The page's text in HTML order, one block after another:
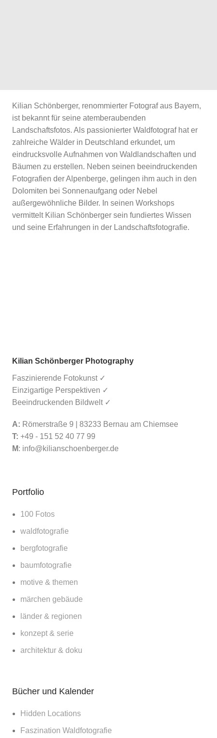
Kilian Schönberger, renommierter Fotograf aus Bayern,
ist bekannt für seine atemberaubenden
Landschaftsfotos. Als passionierter Waldfotograf hat er
zahlreiche Wälder in Deutschland erkundet, um
eindrucksvolle Aufnahmen von Waldlandschaften und
Bäumen zu erstellen. Neben seinen beeindruckenden
Fotografien der Alpenberge, gelingen ihm auch in den
Dolomiten bei Sonnenaufgang oder Nebel
außergewöhnliche Bilder. In seinen Workshops
vermittelt Kilian Schönberger sein fundiertes Wissen
und seine Erfahrungen in der Landschaftsfotografie.
Kilian Schönberger Photography
Faszinierende Fotokunst ✓
Einzigartige Perspektiven ✓
Beeindruckenden Bildwelt ✓
A: Römerstraße 9 | 83233 Bernau am Chiemsee
T: +49 - 151 52 40 77 99
M: info@kilianschoenberger.de
Portfolio
100 Fotos
waldfotografie
bergfotografie
baumfotografie
motive & themen
märchen gebäude
länder & regionen
konzept & serie
architektur & doku
Bücher und Kalender
Hidden Locations
Faszination Waldfotografie